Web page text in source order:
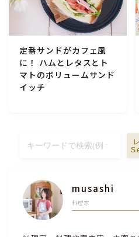
定番サンドがカフェ風
に！ ハムとレタスとト
マトのボリュームサンド
イッチ
musashi
料理家